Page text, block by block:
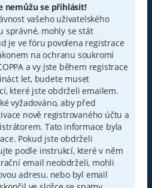
nemůžu se přihlásit!
vašeho uživatelského
správné, mohly se stát
je ve fóru povolena registrace
na ochranu soukromí
a vy jste během registrace
let, budete muset
které jste obdrželi emailem.
vyžadováno, aby před
nově registrovaného účtu a
Tato informace byla
Pokud jste obdrželi
podle instrukcí, které v něm
email neobdrželi, mohli
adresu, nebo byl email